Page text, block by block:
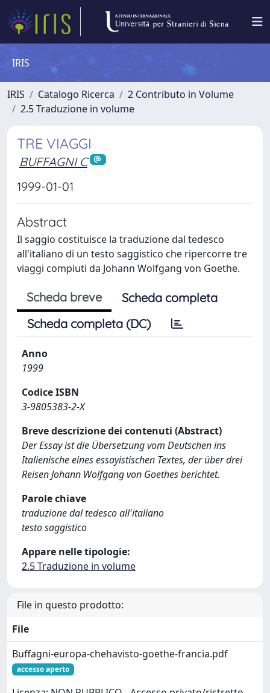
IRIS
IRIS Catalogo Ricerca
2 Contributo in Volume
2.5 Traduzione in volume
TRE VIAGGI
BUFFAGNI C
1999-01-01
Abstract
Il saggio costituisce la traduzione dal tedesco
all'italiano di un testo saggistico che ripercorre tre
viaggi compiuti da Johann Wolfgang von Goethe.
Scheda breve
Scheda completa
Scheda completa (DC)
Anno
1999
Codice ISBN
3-9805383-2-X
Breve descrizione dei contenuti (Abstract)
Der Essay ist die Übersetzung vom Deutschen ins
Italienische eines essayistischen Textes, der über drei
Reisen Johann Wolfgang von Goethes berichtet.
Parole chiave
traduzione dal tedesco all'italiano
testo saggistico
Appare nelle tipologie:
2.5 Traduzione in volume
File in questo prodotto:
File
Buffagni-europa-chehavisto-goethe-francia.pdf
accesso aperto